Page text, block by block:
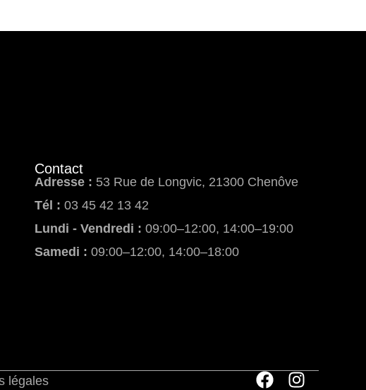
Contact
Adresse : 53 Rue de Longvic, 21300 Chenôve
Tél : 03 45 42 13 42
Lundi - Vendredi : 09:00–12:00, 14:00–19:00
Samedi : 09:00–12:00, 14:00–18:00
légales